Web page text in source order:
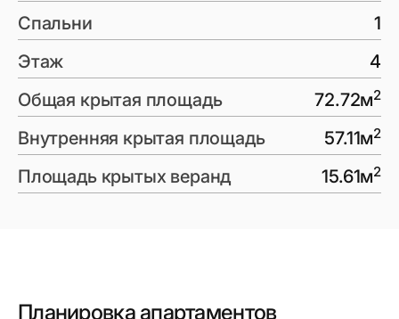
Спальни
1
Этаж
4
Общая крытая площадь
72.72м2
Внутренняя крытая площадь 57.11м2
Площадь крытых веранд 15.61м2
Планировка апартаментов